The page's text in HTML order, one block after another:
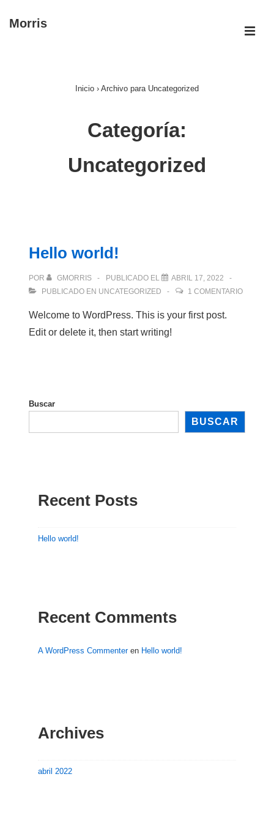
Morris
Inicio › Archivo para Uncategorized
Categoría:
Uncategorized
Hello world!
POR GMORRIS PUBLICADO EL
ABRIL 17, 2022
PUBLICADO EN UNCATEGORIZED 1 COMENTARIO
Welcome to WordPress. This is your first post.
Edit or delete it, then start writing!
Buscar
BUSCAR
Recent Posts
Hello world!
Recent Comments
A WordPress Commenteren Hello world!
Archives
abril 2022